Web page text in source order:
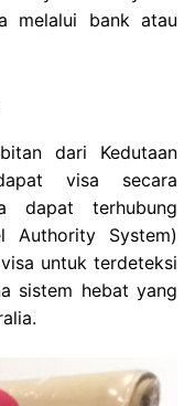
melalui bank atau
dari Kedutaan
visa secara
dapat terhubung
Authority System)
untuk terdeteksi
sistem hebat yang